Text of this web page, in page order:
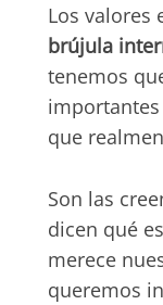
Los valores
brújula
tenemos
que
Son las
dicen qué
merece
queremos